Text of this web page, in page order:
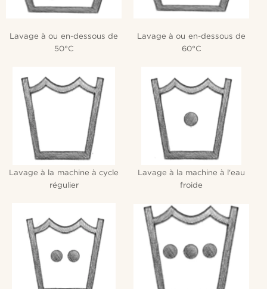
Lavage à ou en-dessous de
50°C
Lavage à ou en-dessous de
60°C
Lavage à la machine à cycle
régulier
Lavage à la machine à l'eau
froide